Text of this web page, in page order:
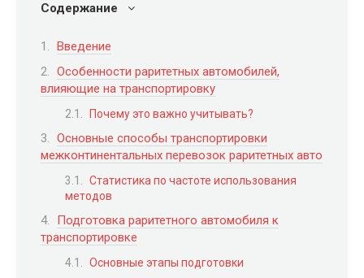
Содержание
Введение
Особенности раритетных автомобилей,
влияющие на транспортировку
Почему это важно учитывать?
Основные способы транспортировки
межконтинентальных перевозок раритетных авто
Статистика по частоте использования
методов
Подготовка раритетного автомобиля к
транспортировке
Основные этапы подготовки